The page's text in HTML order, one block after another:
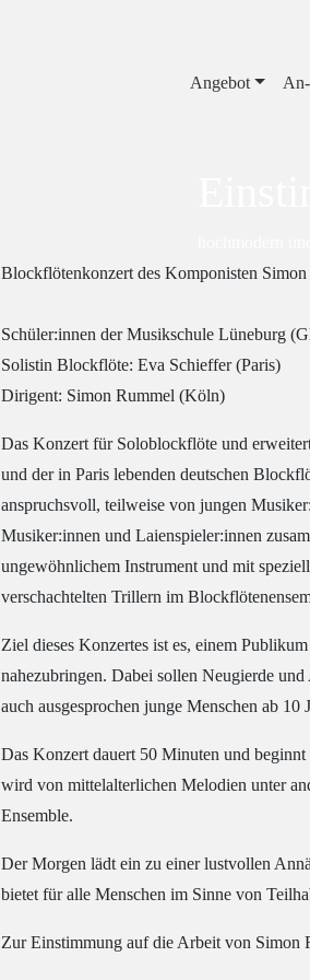
Angebot
Blockflötenkonzert des Komponisten
Schüler:innen der Musikschule Lüneburg
Solistin Blockflöte: Eva Schieffer (Paris)
Dirigent: Simon Rummel (Köln)
Das Konzert für Soloblockflöte und
und der in Paris lebenden deutschen
anspruchsvoll, teilweise von jungen
Musiker:innen und Laienspieler:innen
ungewöhnlichem Instrument und mit
verschachtelten Trillern im
Ziel dieses Konzertes ist es, einem
nahezubringen. Dabei sollen Neugierde
auch ausgesprochen junge Menschen ab 10
Das Konzert dauert 50 Minuten und
wird von mittelalterlichen Melodien unter
Ensemble.
Der Morgen lädt ein zu einer lustvollen
bietet für alle Menschen im Sinne von
Zur Einstimmung auf die Arbeit von Simon